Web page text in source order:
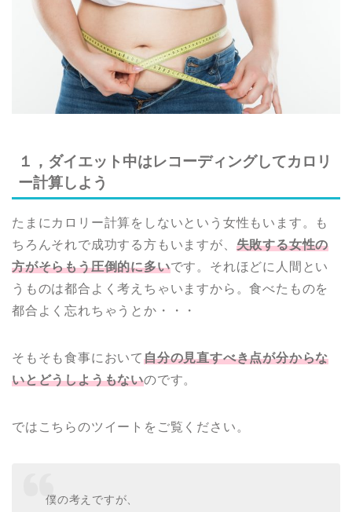
１，ダイエット中はレコーディングしてカロリ
ー計算しよう
たまにカロリー計算をしないという女性もいます。も
ちろんそれで成功する方もいますが、 失敗する女性の
方がそらもう圧倒的に多いです。それほどに人間とい
うものは都合よく考えちゃいますから。食べたものを
都合よく忘れちゃうとか・・・
そもそも食事において自分の見直すべき点が分からな
いとどうしようもないのです。
ではこちらのツイートをご覧ください。
僕の考えですが、